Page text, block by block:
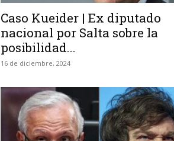
Caso Kueider | Ex diputado
nacional por Salta sobre la
posibilidad...
16 de diciembre, 2024